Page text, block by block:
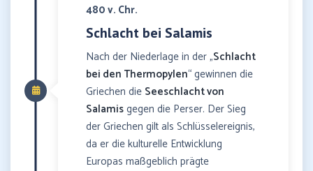
480 v. Chr.
Schlacht bei Salamis
Nach der Niederlage in der „Schlacht
bei den Thermopylen“ gewinnen die
Griechen die Seeschlacht von
Salamisgegen die Perser. Der Sieg
der Griechen gilt als Schlüsselereignis,
da er die kulturelle Entwicklung
Europas maßgeblich prägte